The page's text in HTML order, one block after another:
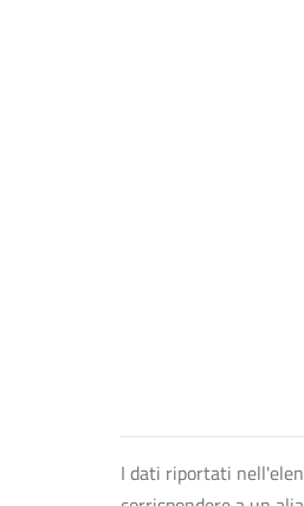
I dati riportati